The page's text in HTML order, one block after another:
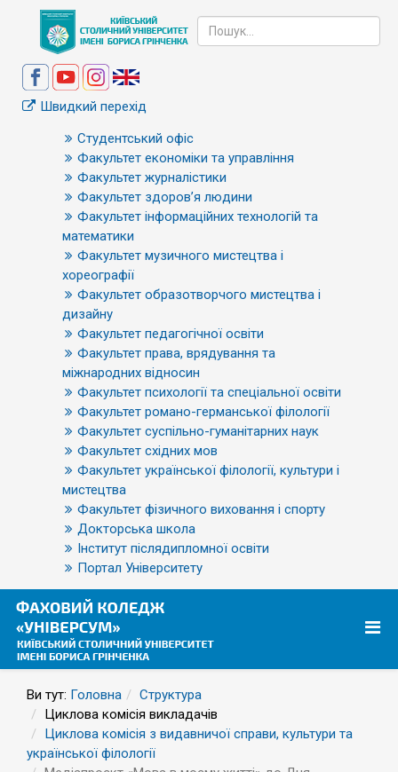
Швидкий перехід
Студентський офіс
Факультет економіки та управління
Факультет журналістики
Факультет здоров’я людини
Факультет інформаційних технологій та
математики
Факультет музичного мистецтва і
хореографії
Факультет образотворчого мистецтва і
дизайну
Факультет педагогічної освіти
Факультет права, врядування та
міжнародних відносин
Факультет психології та спеціальної освіти
Факультет романо-германської філології
Факультет суспільно-гуманітарних наук
Факультет східних мов
Факультет української філології, культури і
мистецтва
Факультет фізичного виховання і спорту
Докторська школа
Інститут післядипломної освіти
Портал Університету
Ви тут: Головна
Структура
Циклова комісія викладачів
Циклова комісія з видавничої справи, культури та
української філології